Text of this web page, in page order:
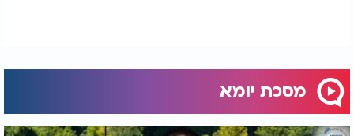
מסכת יומא